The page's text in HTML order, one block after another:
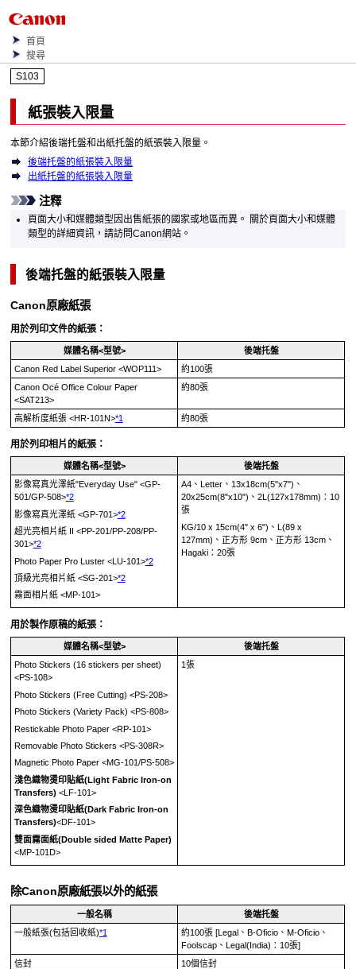
首頁
搜尋
S103
紙張裝入限量
本節介紹後端托盤和 出紙托盤的紙張裝入限量。
後端托盤的紙張裝入限量
出紙托盤的紙張裝入限量
注釋
頁面大小和媒體類型因出售紙張的國家或地區而異。
關於頁面大小和媒體
類型的詳細資訊，請訪問Canon網站。
後端托盤的紙張裝入限量
Canon原廠紙張
用於列印文件的紙張：
媒體名稱<型號>
後端托盤
Canon Red Label Superior<WOP111 >
約100張
Canon Océ Office Colour Paper
<SAT213>
約80張
高解析度紙張<HR-101N>*1 約80張
用於列印相片的紙張：
媒體名稱<型號>
後端托盤
影像寫真光澤紙"Everyday Use"<GP-
501 /GP-508>*2
影像寫真光澤紙<GP-701>*2
超光亮相片紙 II <PP-201/PP-208/PP-
301>*2
Photo Paper Pro Luster<LU-101>*2
頂級光亮相片紙<SG-201>*2
霧面相片紙<MP-101 >
A4、Letter、13x18cm(5"x7")、
20x25cm(8"x10")、2L(127x178mm)：10
張
KG/10 x 15cm(4" x 6")、L(89 x
127mm)、正方形 9cm、正方形 13cm、
Hagaki：20張
用於製作原稿的紙張：
媒體名稱<型號>
後端托盤
Photo Stickers (16 stickers per sheet)
<PS-108>
Photo Stickers (Free Cutting) <PS-208>
Photo Stickers (Variety Pack) <PS-808>
Restickable Photo Paper<RP-101>
Removable Photo Stickers <PS-308R>
Magnetic Photo Paper<MG-101 /PS-508>
淺色織物燙印貼紙(Light Fabric Iron-on
Transfers) <LF-101>
深色織物燙印貼紙(Dark Fabric Iron-on
Transfers)<DF-101>
雙面霧面紙(Double sided Matte Paper)
<MP-101D>
1張
除Canon原廠紙張以外的紙張
一般名稱
後端托盤
一般紙張(包括回收紙)*1 約100張 [Legal、B-Oficio、M-Oficio、
Foolscap、Legal(India)：10張]
信封
10個信封